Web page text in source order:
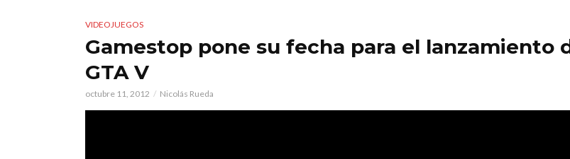
VIDEOJUEGOS
Gamestop pone su fecha para el lanzamiento
GTA V
octubre 11, 2012 Nicolás Rueda